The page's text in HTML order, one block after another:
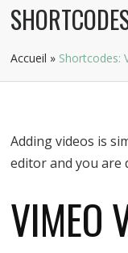
Accueil » Shortcodes:
Adding videos is
editor and you are
VIMEO